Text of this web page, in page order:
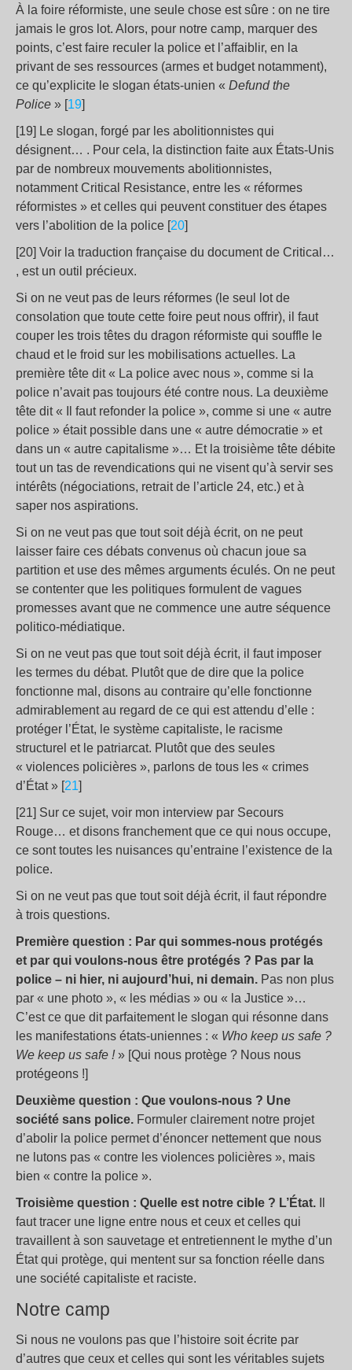
À la foire réformiste, une seule chose est sûre : on ne tire
jamais le gros lot. Alors, pour notre camp, marquer des
points, c’est faire reculer la police et l’affaiblir, en la
privant de ses ressources (armes et budget notamment),
ce qu’explicite le slogan états-unien « Defund the
Police » [19]
[19] Le slogan, forgé par les abolitionnistes qui
désignent… . Pour cela, la distinction faite aux États-Unis
par de nombreux mouvements abolitionnistes,
notamment Critical Resistance, entre les « réformes
réformistes » et celles qui peuvent constituer des étapes
vers l’abolition de la police [20]
[20] Voir la traduction française du document de Critical…
, est un outil précieux.
Si on ne veut pas de leurs réformes (le seul lot de
consolation que toute cette foire peut nous offrir), il faut
couper les trois têtes du dragon réformiste qui souffle le
chaud et le froid sur les mobilisations actuelles. La
première tête dit « La police avec nous », comme si la
police n’avait pas toujours été contre nous. La deuxième
tête dit « Il faut refonder la police », comme si une « autre
police » était possible dans une « autre démocratie » et
dans un « autre capitalisme »… Et la troisième tête débite
tout un tas de revendications qui ne visent qu’à servir ses
intérêts (négociations, retrait de l’article 24, etc.) et à
saper nos aspirations.
Si on ne veut pas que tout soit déjà écrit, on ne peut
laisser faire ces débats convenus où chacun joue sa
partition et use des mêmes arguments éculés. On ne peut
se contenter que les politiques formulent de vagues
promesses avant que ne commence une autre séquence
politico-médiatique.
Si on ne veut pas que tout soit déjà écrit, il faut imposer
les termes du débat. Plutôt que de dire que la police
fonctionne mal, disons au contraire qu’elle fonctionne
admirablement au regard de ce qui est attendu d’elle :
protéger l’État, le système capitaliste, le racisme
structurel et le patriarcat. Plutôt que des seules
« violences policières », parlons de tous les « crimes
d’État » [21]
[21] Sur ce sujet, voir mon interview par Secours
Rouge… et disons franchement que ce qui nous occupe,
ce sont toutes les nuisances qu’entraine l’existence de la
police.
Si on ne veut pas que tout soit déjà écrit, il faut répondre
à trois questions.
Première question : Par qui sommes-nous protégés
et par qui voulons-nous être protégés ? Pas par la
police – ni hier, ni aujourd’hui, ni demain. Pas non plus
par « une photo », « les médias » ou « la Justice »…
C’est ce que dit parfaitement le slogan qui résonne dans
les manifestations états-uniennes : « Who keep us safe ?
We keep us safe !» [Qui nous protège ? Nous nous
protégeons !]
Deuxième question : Que voulons-nous ? Une
société sans police. Formuler clairement notre projet
d’abolir la police permet d’énoncer nettement que nous
ne lutons pas « contre les violences policières », mais
bien « contre la police ».
Troisième question : Quelle est notre cible ? L’État.
faut tracer une ligne entre nous et ceux et celles qui
travaillent à son sauvetage et entretiennent le mythe d’un
État qui protège, qui mentent sur sa fonction réelle dans
une société capitaliste et raciste.
Notre camp
Si nous ne voulons pas que l’histoire soit écrite par
d’autres que ceux et celles qui sont les véritables sujets